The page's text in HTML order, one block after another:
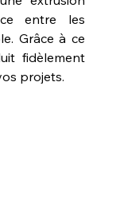
entre les
Grâce à ce
fidèlement
projets.